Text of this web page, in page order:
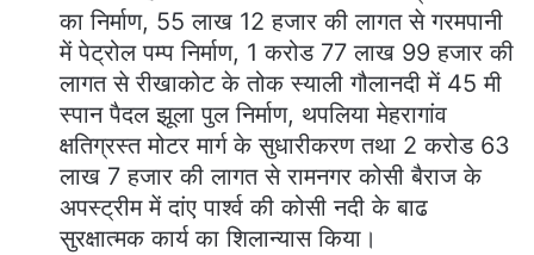
का निर्माण, 55 लाख 12 हजार की लागत से गरमपानी
में पेट्रोल पम्प निर्माण, 1 करोड 77 लाख 99 हजार की
लागत से रीखाकोट के तोक स्याली गौलानदी में 45 मी
स्पान पैदल झूला पुल निर्माण, थपलिया मेहरागांव
क्षतिग्रस्त मोटर मार्ग के सुधारीकरण तथा 2 करोड 63
लाख 7 हजार की लागत से रामनगर कोसी बैराज के
अपस्ट्रीम में दांए पार्श्व की कोसी नदी के बाढ
सुरक्षात्मक कार्य का शिलान्यास किया।